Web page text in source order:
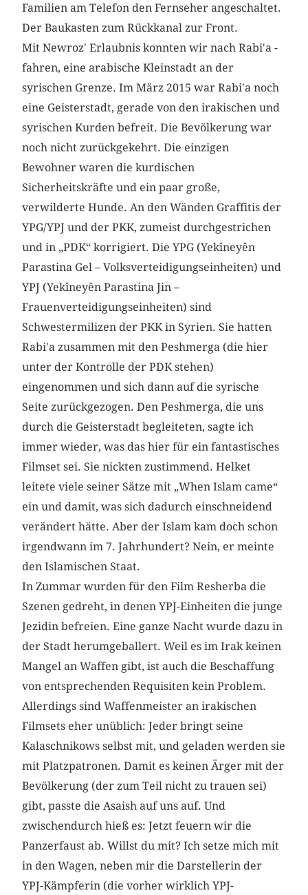
Familien am Telefon den Fernseher angeschaltet.
Der Baukasten zum Rückkanal zur Front.
Mit Newroz' Erlaubnis konnten wir nach Rabi'a ­
fahren, eine arabische Kleinstadt an der
syrischen Grenze. Im März 2015 war Rabi'a noch
eine Geisterstadt, gerade von den irakischen und
syrischen Kurden befreit. Die Bevölkerung war
noch nicht zurückgekehrt. Die einzigen
Bewohner waren die kurdischen
Sicherheitskräfte und ein paar große,
verwilderte Hunde. An den Wänden Graffitis der
YPG/YPJ und der PKK, zumeist durchgestrichen
und in „PDK“ korrigiert. Die YPG (Yekîneyên
Parastina Gel – Volksverteidigungseinheiten) und
YPJ (Yekîneyên Parastina Jin –
Frauenverteidigungseinheiten) sind
Schwestermilizen der PKK in Syrien. Sie hatten
Rabi'a zusammen mit den Peshmerga (die hier
unter der Kontrolle der PDK stehen)
eingenommen und sich dann auf die syrische
Seite zurückgezogen. Den Peshmerga, die uns
durch die Geisterstadt begleiteten, sagte ich
immer wieder, was das hier für ein fantastisches
Filmset sei. Sie nickten zustimmend. Helket
leitete viele seiner Sätze mit „When Islam came“
ein und damit, was sich dadurch einschneidend
verändert hätte. Aber der Islam kam doch schon
irgendwann im 7. Jahrhundert? Nein, er meinte
den Islamischen Staat.
In Zummar wurden für den Film Resherba die
Szenen gedreht, in denen YPJ-Einheiten die junge
Jezidin befreien. Eine ganze Nacht wurde dazu in
der Stadt herumgeballert. Weil es im Irak keinen
Mangel an Waffen gibt, ist auch die Beschaffung
von entsprechenden Requisiten kein Problem.
Allerdings sind Waffenmeister an irakischen
Filmsets eher unüblich: Jeder bringt seine
Kalaschnikows selbst mit, und geladen werden sie
mit Platzpatronen. Damit es keinen Ärger mit der
Bevölkerung (der zum Teil nicht zu trauen sei)
gibt, passte die Asaish auf uns auf. Und
zwischendurch hieß es: Jetzt feuern wir die
Panzerfaust ab. Willst du mit? Ich setze mich mit
in den Wagen, neben mir die Darstellerin der
YPJ-Kämpferin (die vorher wirklich YPJ-